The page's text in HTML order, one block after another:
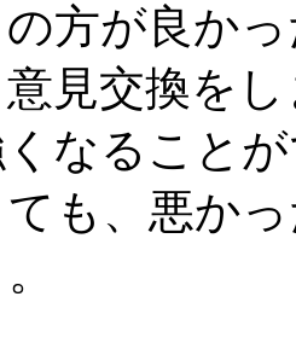
の方が良か
見交換を
なること
も、悪か